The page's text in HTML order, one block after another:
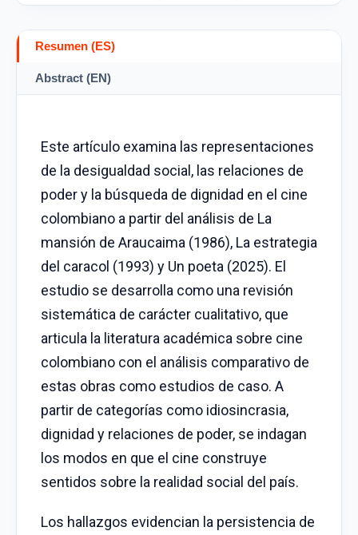
Resumen (ES)
Abstract (EN)
Este artículo examina las representaciones
de la desigualdad social, las relaciones de
poder y la búsqueda de dignidad en el cine
colombiano a partir del análisis de La
mansión de Araucaima (1986), La estrategia
del caracol (1993) y Un poeta (2025). El
estudio se desarrolla como una revisión
sistemática de carácter cualitativo, que
articula la literatura académica sobre cine
colombiano con el análisis comparativo de
estas obras como estudios de caso. A
partir de categorías como idiosincrasia,
dignidad y relaciones de poder, se indagan
los modos en que el cine construye
sentidos sobre la realidad social del país.
Los hallazgos evidencian la persistencia de